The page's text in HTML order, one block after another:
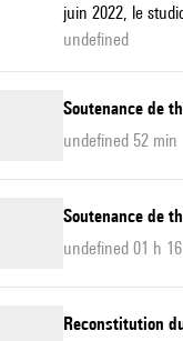
juin 2022, le
undefined
Soutenance de
undefined 52 min
Soutenance de
undefined 01 h
Reconstitution